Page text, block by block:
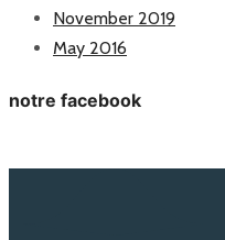
November 2019
May 2016
notre facebook